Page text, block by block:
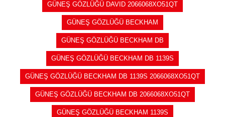
GÜNEŞ GÖZLÜĞÜ DAVID 2066068XO51QT
GÜNEŞ GÖZLÜĞÜ BECKHAM
GÜNEŞ GÖZLÜĞÜ BECKHAM DB
GÜNEŞ GÖZLÜĞÜ BECKHAM DB 1139S
GÜNEŞ GÖZLÜĞÜ BECKHAM DB 1139S 2066068XO51QT
GÜNEŞ GÖZLÜĞÜ BECKHAM DB 2066068XO51QT
GÜNEŞ GÖZLÜĞÜ BECKHAM 1139S